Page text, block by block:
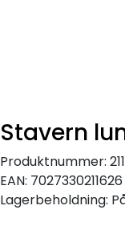
Stavern
Produktnummer:
EAN: 7027330211626
Lagerbeholdning: